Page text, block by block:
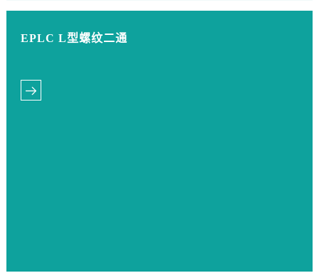
EPLC L型螺纹二通